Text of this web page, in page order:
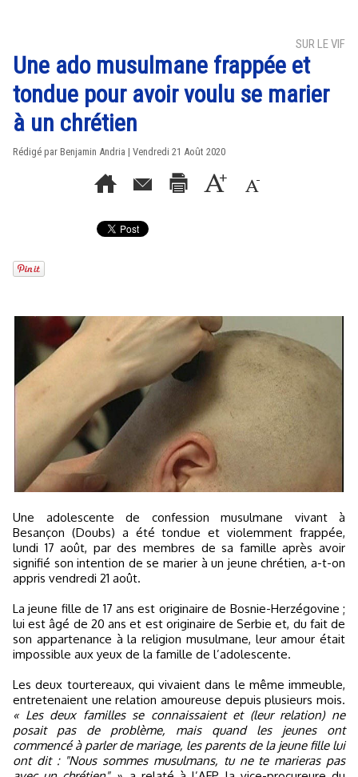
SUR LE VIF
Une ado musulmane frappée et
tondue pour avoir voulu se marier
à un chrétien
Rédigé par Benjamin Andria | Vendredi 21 Août 2020
Une adolescente de confession musulmane vivant à
Besançon (Doubs) a été tondue et violemment frappée,
lundi 17 août, par des membres de sa famille après avoir
signifié son intention de se marier à un jeune chrétien, a-t-on
appris vendredi 21 août.
La jeune fille de 17 ans est originaire de Bosnie-Herzégovine ;
lui est âgé de 20 ans et est originaire de Serbie et, du fait de
son appartenance à la religion musulmane, leur amour était
impossible aux yeux de la famille de l’adolescente.
Les deux tourtereaux, qui vivaient dans le même immeuble,
entretenaient une relation amoureuse depuis plusieurs mois.
« Les deux familles se connaissaient et (leur relation) ne
posait pas de problème, mais quand les jeunes ont
commencé à parler de mariage, les parents de la jeune fille lui
ont dit : "Nous sommes musulmans, tu ne te marieras pas